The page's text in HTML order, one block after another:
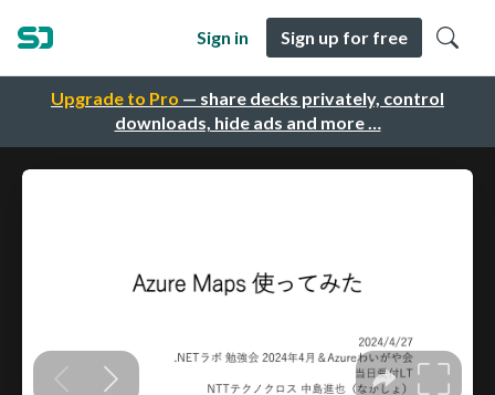
Upgrade to Pro — share decks privately, control
downloads, hide ads and more …
Sign in Sign up for free